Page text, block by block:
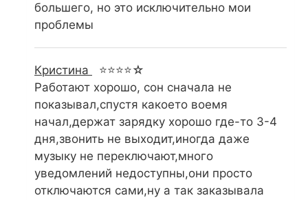
большего, но это исключительно мои
проблемы
Кристина
⭐⭐⭐⭐☆
Работают хорошо, сон сначала не
показывал,спустя какоето воемя
начал,держат зарядку хорошо где-то 3-4
дня,звонить не выходит,иногда даже
музыку не переключают,много
уведомлений недоступны,они просто
отключаются сами,ну а так заказывала